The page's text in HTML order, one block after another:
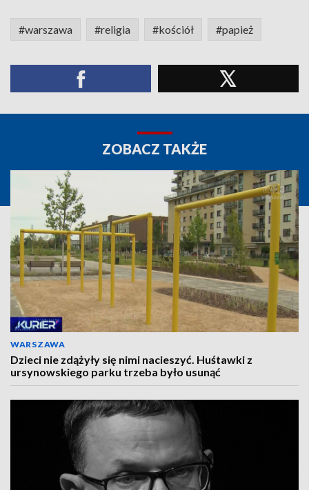
#warszawa #religia #kościół #papież
ZOBACZ TAKŻE
WARSZAWA
Dzieci nie zdążyły się nimi nacieszyć. Huśtawki z
ursynowskiego parku trzeba było usunąć